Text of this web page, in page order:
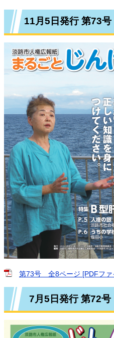
11月5日発行 第73号
第73号 全8ページ [PDFファ
7月5日発行 第72号